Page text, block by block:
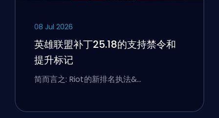
08 Jul 2026
英雄联盟补丁25.18的支持禁令和
提升标记
简而言之: Riot的新排名执法&…